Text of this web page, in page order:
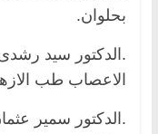
بحلوان.
.الدكتور سيد
الاعصاب طب
.الدكتور سمير